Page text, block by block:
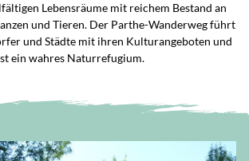
Lebensräume mit reichem Bestand an
und Tieren. Der Parthe-Wanderweg führt
und Städte mit ihren Kulturangeboten und
ein wahres Naturrefugium.